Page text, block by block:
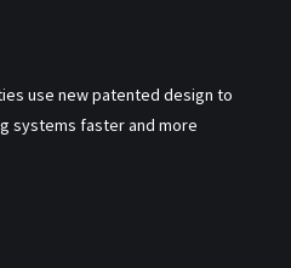
use new patented design to
systems faster and more